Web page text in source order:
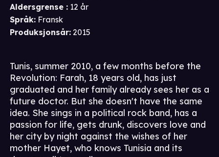
Aldersgrense : 12 år
Språk: Fransk
Produksjonsår: 2015
Tunis, summer 2010, a few months before the
Revolution: Farah, 18 years old, has just
graduated and her family already sees her as a
future doctor. But she doesn't have the same
idea. She sings in a political rock band, has a
passion for life, gets drunk, discovers love and
her city by night against the wishes of her
mother Hayet, who knows Tunisia and its